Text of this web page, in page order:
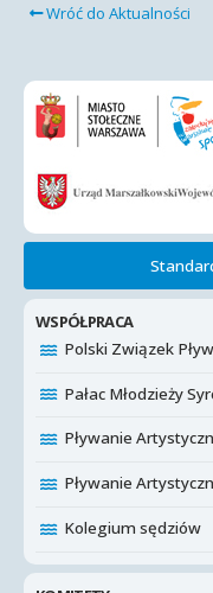
Wróć do Aktualności
WSPÓŁPRACA
Polski Związek
Pałac Młodzieży
Pływanie
Pływanie
Kolegium sędziów